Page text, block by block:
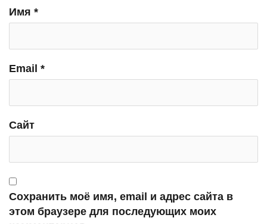
Имя *
Email *
Сайт
Сохранить моё имя, email и адрес сайта в
этом браузере для последующих моих